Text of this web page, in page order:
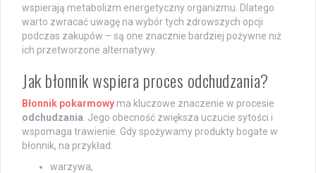
wspierają metabolizm energetyczny organizmu. Dlatego
warto zwracać uwagę na wybór tych zdrowszych opcji
podczas zakupów – są one znacznie bardziej pożywne niż
ich przetworzone alternatywy.
Jak błonnik wspiera proces odchudzania?
Błonnik pokarmowy ma kluczowe znaczenie w procesie
odchudzania . Jego obecność zwiększa uczucie sytości i
wspomaga trawienie. Gdy spożywamy produkty bogate w
błonnik, na przykład:
warzywa,